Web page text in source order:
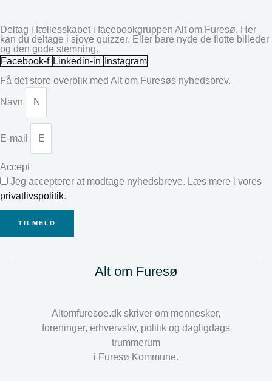
Deltag i fællesskabet i facebookgruppen Alt om Furesø. Her
kan du deltage i sjove quizzer. Eller bare nyde de flotte billeder
og den gode stemning.
Facebook-f Linkedin-in
Instagram
Få det store overblik med Alt om Furesøs nyhedsbrev.
Navn
E-mail
Accept
Jeg accepterer at modtage nyhedsbreve. Læs mere i vores
privatlivspolitik.
TILMELD
Alt om Furesø
Altomfuresoe.dk skriver om mennesker,
foreninger, erhvervsliv, politik og dagligdags
trummerum
i Furesø Kommune.